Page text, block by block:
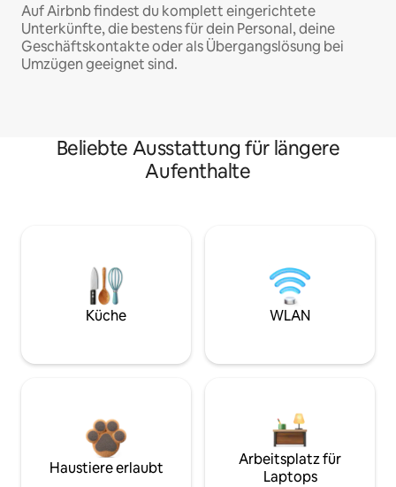
Auf Airbnb findest du komplett eingerichtete
Unterkünfte, die bestens für dein Personal, deine
Geschäftskontakte oder als Übergangslösung bei
Umzügen geeignet sind.
Beliebte Ausstattung für längere
Aufenthalte
Küche WLAN
Haustiere erlaubt
Arbeitsplatz für
Laptops